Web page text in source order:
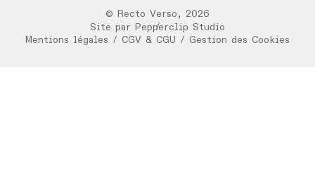
© Recto Verso , 2026
/
Site par
Pepperclip Studio
Mentions légales / CGV & CGU / Gestion des Cookies